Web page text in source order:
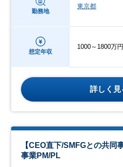
勤務地
東京都
想定年収
1000～1800万円
詳しく見
【CEO直下/SMFGとの共同
事業PM/PL